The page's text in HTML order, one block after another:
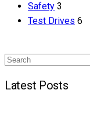
Safety 3
Test Drives 6
Search
Latest Posts